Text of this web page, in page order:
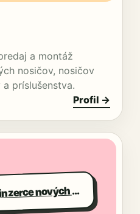
a montáž
nosičov, nosičov
príslušenstva.
Profil →
portovnivozy.cz - inzerce nových i ojetých aut